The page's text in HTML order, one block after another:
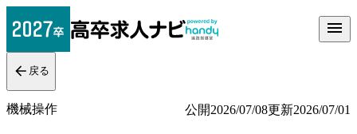
戻る
機械操作 公開2026/07/08更新2026/07/01